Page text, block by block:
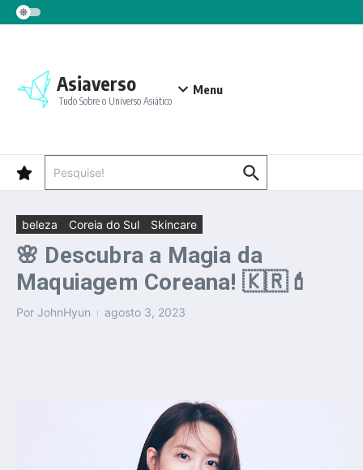
Ir para o conteúdo
Asiaverso
Tudo Sobre o Universo Asiático
Menu
beleza Coreia do Sul Skincare
🌸 Descubra a Magia da
Maquiagem Coreana! 🇰🇷💄
Por JohnHyun agosto 3, 2023